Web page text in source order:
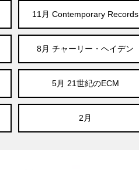
11月 Contemporary Records
8月 チャーリー・ヘイデン
5月 21世紀のECM
2月